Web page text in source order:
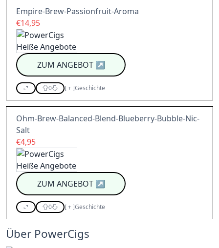
Empire-Brew-Passionfruit-Aroma
€14,95
ZUM ANGEBOT↗
0 [+]Geschichte
Ohm-Brew-Balanced-Blend-Blueberry-Bubble-Nic-
Salt
€4,95
ZUM ANGEBOT↗
0 [+]Geschichte
Über PowerCigs